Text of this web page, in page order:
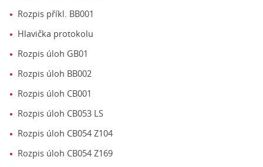
Rozpis příkl. BB001
Hlavička protokolu
Rozpis úloh GB01
Rozpis úloh BB002
Rozpis úloh CB001
Rozpis úloh CB053 LS
Rozpis úloh CB054 Z104
Rozpis úloh CB054 Z169